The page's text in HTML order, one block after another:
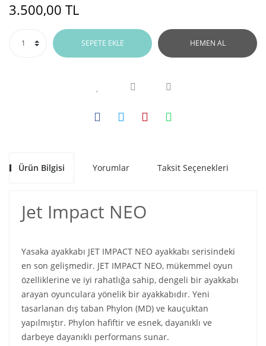
3.500,00 TL
SEPETE EKLE HEMEN AL
Ürün Bilgisi Yorumlar Taksit Seçenekleri
Jet Impact NEO
Yasaka ayakkabı JET IMPACT NEO ayakkabı serisindeki
en son gelişmedir. JET IMPACT NEO, mükemmel oyun
özelliklerine ve iyi rahatlığa sahip, dengeli bir ayakkabı
arayan oyunculara yönelik bir ayakkabıdır. Yeni
tasarlanan dış taban Phylon (MD) ve kauçuktan
yapılmıştır. Phylon hafiftir ve esnek, dayanıklı ve
darbeye dayanıklı performans sunar.